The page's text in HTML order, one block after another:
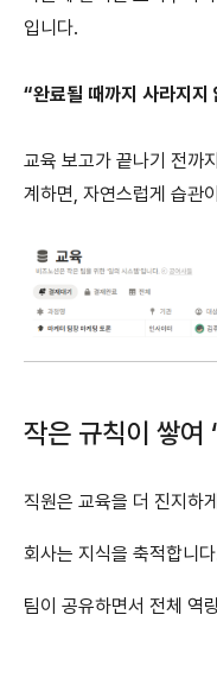
입니다.
“완료될 때까지 사라지지
교육 보고가 끝나기 전까
계하면, 자연스럽게 습관
작은 규칙이 쌓여
직원은 교육을 더 진지하
회사는 지식을 축적합니
팀이 공유하면서 전체 역